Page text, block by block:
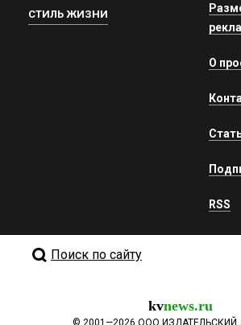
СТИЛЬ ЖИЗНИ
О
RSS
Поиск по сайту
kvnews.ru
© 2001—2026 ООО ИЗДАТЕЛЬСКИЙ